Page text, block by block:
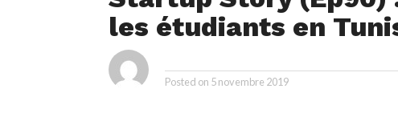
les étudiants en
Posted on 5 novembre 2019